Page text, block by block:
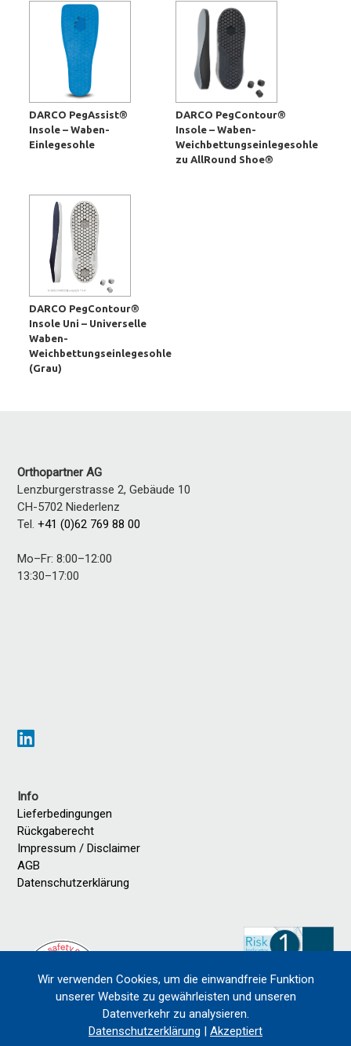
DARCO PegAssist®
Insole – Waben-
Einlegesohle
DARCO PegContour®
Insole – Waben-
Weichbettungseinlegesohle
zu AllRound Shoe®
DARCO PegContour®
Insole Uni – Universelle
Waben-
Weichbettungseinlegesohle
(Grau)
Orthopartner AG
Lenzburgerstrasse 2, Gebäude 10
CH-5702 Niederlenz
Tel.+41 (0)62 769 88 00
Mo–Fr: 8:00–12:00
13:30–17:00
Info
Lieferbedingungen
Rückgaberecht
Impressum / Disclaimer
AGB
Datenschutzerklärung
Wir verwenden Cookies, um die einwandfreie Funktion
unserer Website zu gewährleisten und unseren
Datenverkehr zu analysieren.
Datenschutzerklärung | Akzeptiert